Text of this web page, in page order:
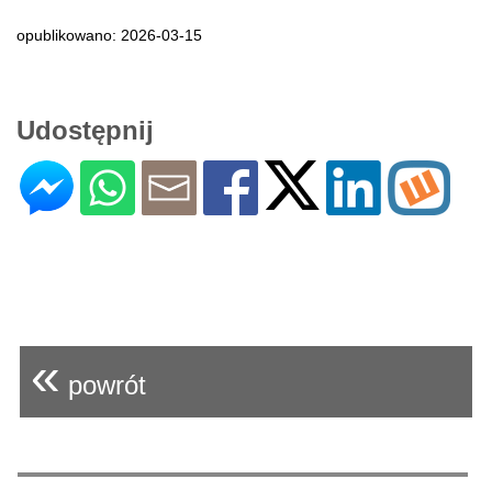
opublikowano: 2026-03-15
Udostępnij
« powrót